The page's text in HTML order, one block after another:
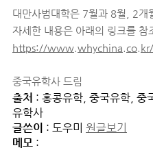
대만사범대학은 7월과 8월, 2개
자세한 내용은 아래의 링크를 참
https://
중국유학사 드림
출처 : 홍콩유학, 중국유학, 중
유학사
글쓴이 : 도우미 원글보기
메모 :